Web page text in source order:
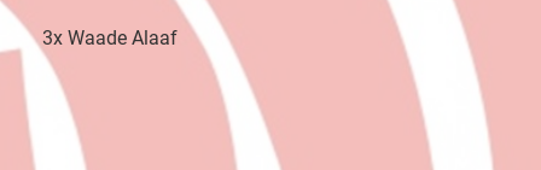
3x Waade Alaaf